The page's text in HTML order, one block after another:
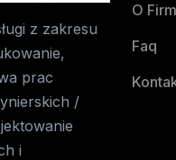
z zakresu
prac
/
i
O
Faq